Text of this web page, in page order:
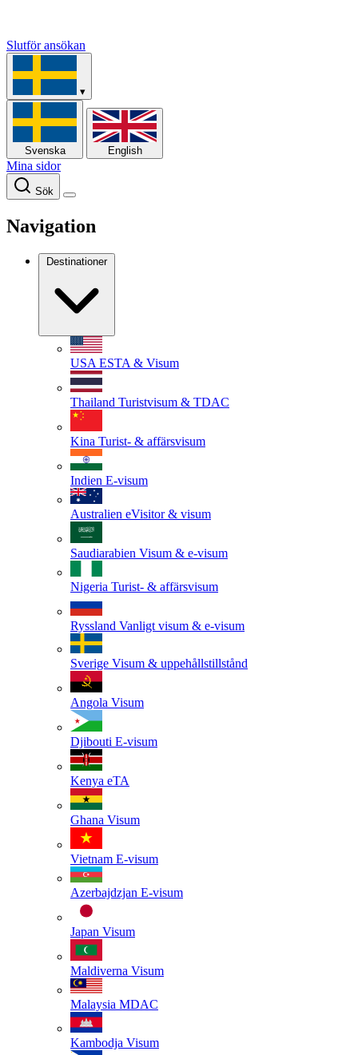
Slutför ansökan
▾
Svenska English
Mina sidor
Sök
Navigation
Destinationer
USA ESTA & Visum
Thailand Turistvisum & TDAC
Kina Turist- & affärsvisum
Indien E-visum
Australien eVisitor & visum
Saudiarabien Visum & e-visum
Nigeria Turist- & affärsvisum
Ryssland Vanligt visum & e-visum
Sverige Visum & uppehållstillstånd
Angola Visum
Djibouti E-visum
Kenya eTA
Ghana Visum
Vietnam E-visum
Azerbajdzjan E-visum
Japan Visum
Maldiverna Visum
Malaysia MDAC
Kambodja Visum